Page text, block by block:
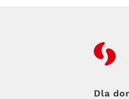
RFC
Dla